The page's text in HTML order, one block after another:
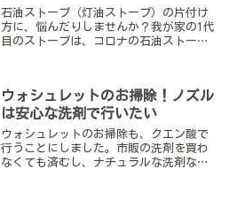
石油ストーブ（灯油ストーブ）の片付け
方に、悩んだりしませんか？我が家の1代
目のストーブは、コロナの石油ストー
た。説明書を見ながら初め...
ウォシュレットのお掃除！ノズル
は安心な洗剤で行いたい
ウォシュレットのお掃除も、クエン酸で
行うことにしました。市販の洗剤を買わ
なくても済むし、ナチュラルな洗剤なの